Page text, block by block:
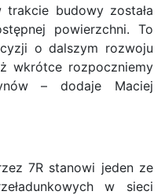
budowy została
powierzchni. To
o dalszym rozwoju
wkrótce rozpoczniemy
– dodaje Maciej
7R stanowi jeden ze
w sieci